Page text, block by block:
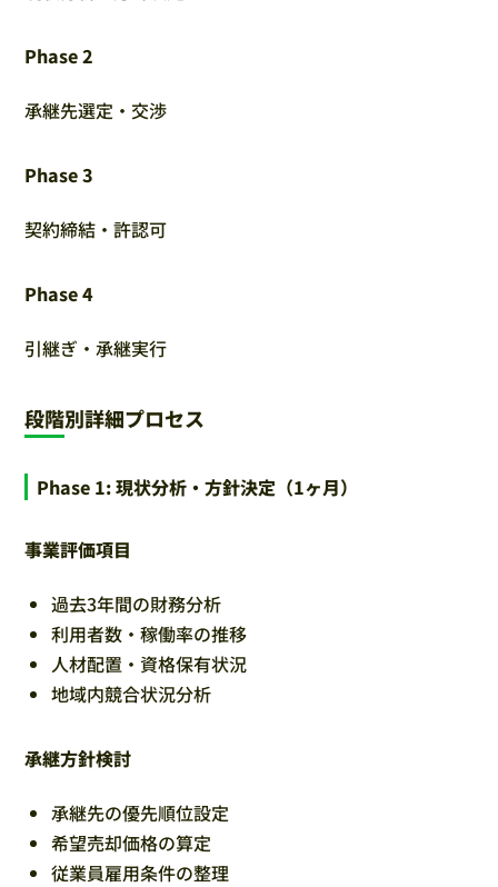
Phase 2
承継先選定・交渉
Phase 3
契約締結・許認可
Phase 4
引継ぎ・承継実行
段階別詳細プロセス
Phase 1: 現状分析・方針決定（1ヶ月）
事業評価項目
過去3年間の財務分析
利用者数・稼働率の推移
人材配置・資格保有状況
地域内競合状況分析
承継方針検討
承継先の優先順位設定
希望売却価格の算定
従業員雇用条件の整理